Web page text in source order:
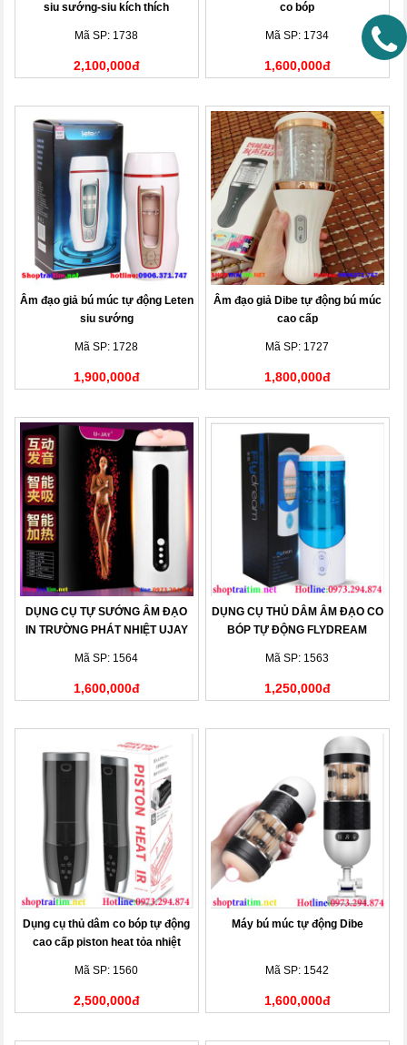
siu sướng-siu kích thích
Mã SP: 1738
2,100,000đ
co bóp
Mã SP: 1734
1,600,000đ
Âm đạo giả bú múc tự động Leten
siu sướng
Mã SP: 1728
1,900,000đ
Âm đạo giả Dibe tự động bú múc
cao cấp
Mã SP: 1727
1,800,000đ
DỤNG CỤ TỰ SƯỚNG ÂM ĐẠO
IN TRƯỜNG PHÁT NHIỆT UJAY
Mã SP: 1564
1,600,000đ
DỤNG CỤ THỦ DÂM ÂM ĐẠO CO
BÓP TỰ ĐỘNG FLYDREAM
Mã SP: 1563
1,250,000đ
Dụng cụ thủ dâm co bóp tự động
cao cấp piston heat tỏa nhiệt
Mã SP: 1560
2,500,000đ
Máy bú múc tự động Dibe
Mã SP: 1542
1,600,000đ